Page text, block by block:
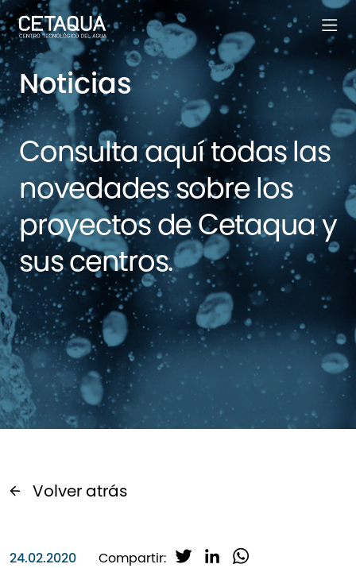
Noticias
Consulta aquí todas las
novedades sobre los
proyectos de Cetaqua y
sus centros.
Volver atrás
24.02.2020 Compartir: